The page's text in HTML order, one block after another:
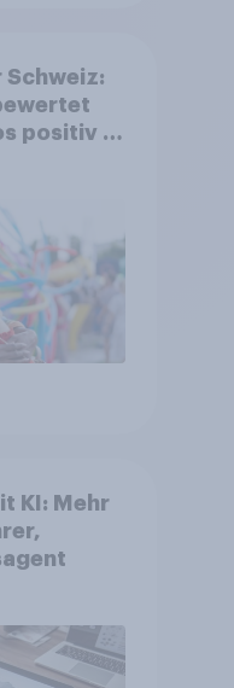
Schweiz:
positiv –
KI: Mehr